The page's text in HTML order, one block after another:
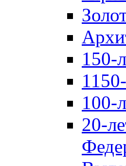
150-
100-
20-